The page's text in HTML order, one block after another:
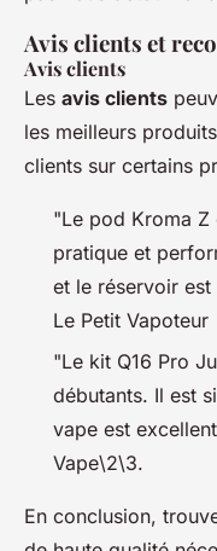
Avis clients et
Avis clients
Les avis clients
les meilleurs
clients sur certains
"Le pod Kroma
pratique et
et le réservoir
Le Petit Vapoteur
"Le kit Q16 Pro
débutants. Il est
vape est
Vape\2\3.
En conclusion,